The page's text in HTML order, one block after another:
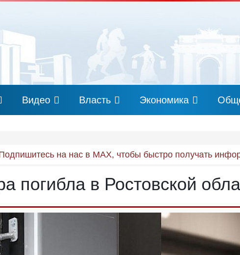
Видео Власть Экономика
на нас в MAX, чтобы быстро получать
погибла в Ростовской